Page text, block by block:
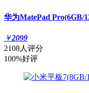
华为MatePad Pro(6GB/
￥2099
2108人评分
100%好评